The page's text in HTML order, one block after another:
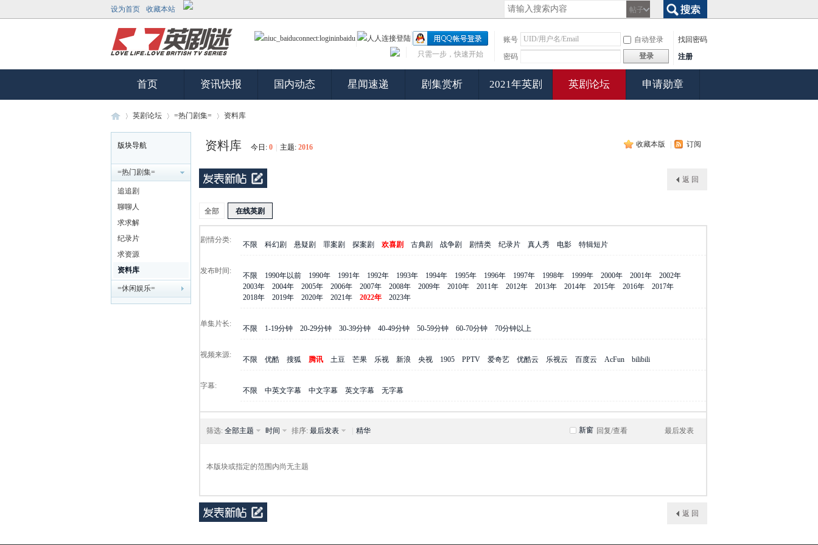
设为首页 收藏本站
帖子
账号
自动登录
找回密码
密码
登录 注册
只需一步，快速开始
首页 资讯快报 国内动态 星闻速递 剧集赏析 2021年英剧 英剧论坛 申请勋章
剧
»
英剧论坛 =热门剧集=
›
资料库
版块导航
=热门剧集=
追追剧
聊聊人
求求解
纪录片
求资源
资料库
=休闲娱乐=
收藏本版 订阅
资料库 今日: 0 主题: 2016
返 回
全部 在线英剧
剧情分类:
不限 科幻剧 悬疑剧 罪案剧 探案剧 欢喜剧 古典剧 战争剧 剧情类 纪录片 真人秀 电影 特辑短片
发布时间:
不限 1990年以前 1990年 1991年 1992年 1993年 1994年 1995年 1996年 1997年 1998年 1999年 2000年 2001年
2002年
2003年
2004年 2005年 2006年 2007年 2008年 2009年 2010年 2011年 2012年 2013年 2014年 2015年 2016年
2017年
2018年
2019年 2020年 2021年 2022年 2023年
单集片长:
不限 1-19分钟 20-29分钟 30-39分钟 40-49分钟 50-59分钟 60-70分钟 70分钟以上
视频来源:
不限 优酷 搜狐 腾讯 土豆 芒果 乐视 新浪 央视 1905 PPTV 爱奇艺 优酷云 乐视云 百度云 AcFun bilibili
字幕:
不限 中英文字幕 中文字幕 英文字幕 无字幕
新窗
筛选: 全部主题 时间 排序: 最后发表 精华 回复/查看 最后发表
本版块或指定的范围内尚无主题
返 回